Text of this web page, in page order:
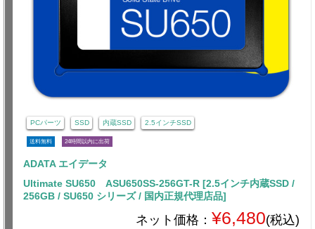
PCパーツ SSD 内蔵SSD 2.5インチSSD
送料無料 24時間以内に出荷
ADATA エイデータ
Ultimate SU650 ASU650SS-256GT-R [2.5インチ内蔵SSD /
256GB / SU650 シリーズ / 国内正規代理店品]
ネット価格： ¥6,480(税込)